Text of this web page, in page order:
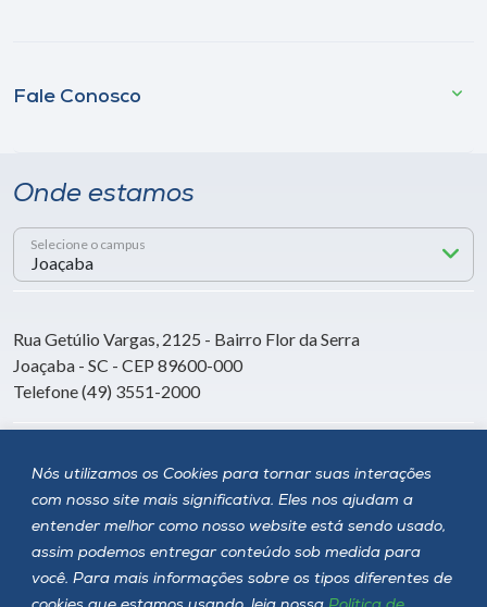
Nós utilizamos os Cookies para tornar suas interações
com nosso site mais significativa. Eles nos ajudam a
entender melhor como nosso website está sendo usado,
assim podemos entregar conteúdo sob medida para
você. Para mais informações sobre os tipos diferentes de
Fale Conosco
Onde estamos
Selecione o campus
Rua Getúlio Vargas, 2125 - Bairro Flor da Serra
Joaçaba - SC - CEP 89600-000
Telefone (49) 3551-2000
Siga a Unoesc